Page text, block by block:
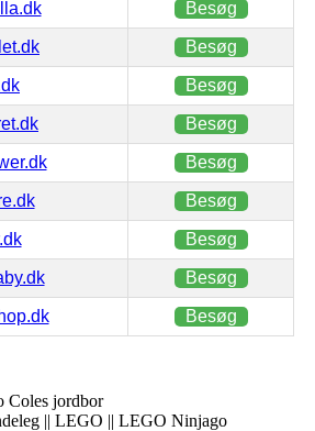
Besøg
Besøg
Besøg
Besøg
Besøg
Besøg
Besøg
Besøg
Besøg
Coles jordbor
|| LEGO || LEGO Ninjago